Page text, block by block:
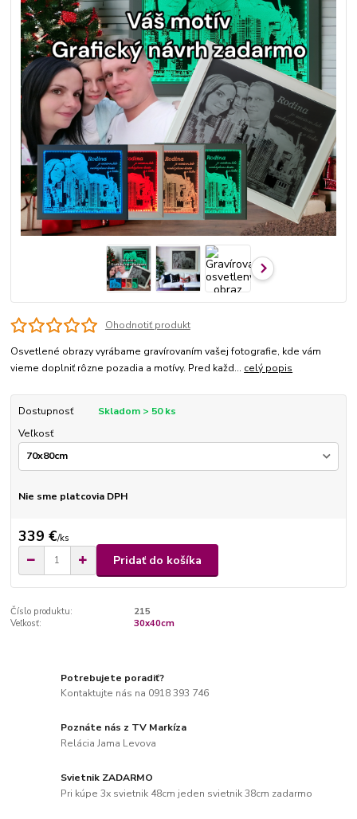
Ohodnotiť produkt
Osvetlené obrazy vyrábame gravírovaním vašej fotografie, kde vám
vieme doplniť rôzne pozadia a motívy. Pred každ... celý popis
Dostupnosť
Skladom > 50 ks
Veľkosť
Nie sme platcovia DPH
339 €/ks
Pridať do košíka
Číslo produktu:
215
Veľkosť:
30x40cm
Potrebujete poradiť?
Kontaktujte nás na 0918 393 746
Poznáte nás z TV Markíza
Relácia Jama Levova
Svietnik ZADARMO
Pri kúpe 3x svietnik 48cm jeden svietnik 38cm zadarmo